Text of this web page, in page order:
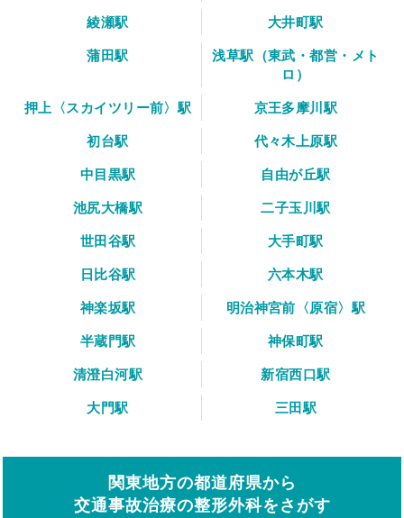
綾瀬駅
大井町駅
蒲田駅
浅草駅（東武・都営・メト
ロ）
押上〈スカイツリー前〉駅
京王多摩川駅
初台駅
代々木上原駅
中目黒駅
自由が丘駅
池尻大橋駅
二子玉川駅
世田谷駅
大手町駅
日比谷駅
六本木駅
神楽坂駅
明治神宮前〈原宿〉駅
半蔵門駅
神保町駅
清澄白河駅
新宿西口駅
大門駅
三田駅
関東地方の都道府県から
交通事故治療の整形外科をさがす